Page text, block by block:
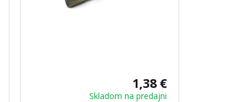
1,38 €
Skladom na predajni